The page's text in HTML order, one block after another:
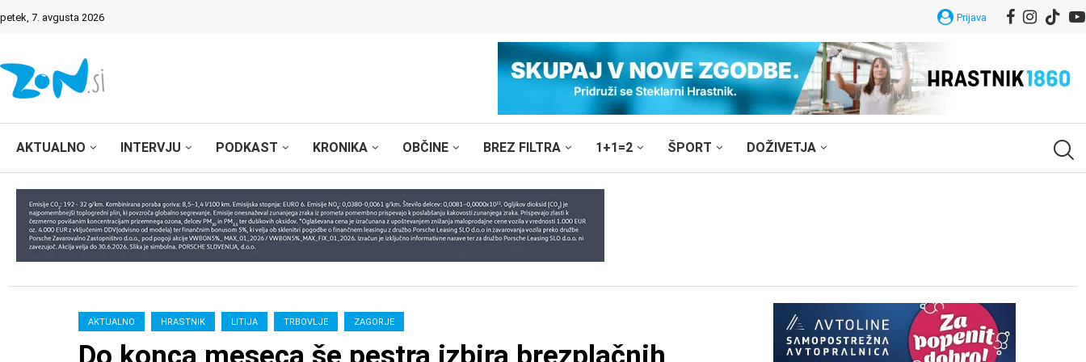
petek, 7. avgusta 2026 Prijava
AKTUALNO INTERVJU PODKAST KRONIKA OBČINE BREZ FILTRA 1+1=2 ŠPORT DOŽIVETJA
AKTUALNO HRASTNIK LITIJA TRBOVLJE ZAGORJE